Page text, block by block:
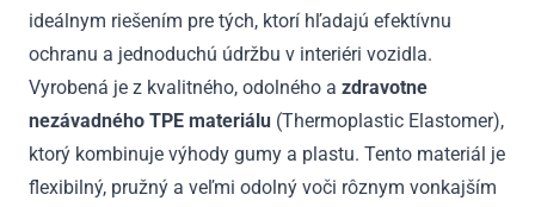
poloha
ideálnym riešením pre tých, ktorí hľadajú efektívnu
ochranu a jednoduchú údržbu v interiéri vozidla.
Vyrobená je z kvalitného, odolného a zdravotne
nezávadného TPE materiálu (Thermoplastic Elastomer),
ktorý kombinuje výhody gumy a plastu. Tento materiál je
flexibilný, pružný a veľmi odolný voči rôznym vonkajším